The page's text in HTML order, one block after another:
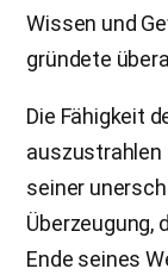
Wissen und
gründete
Die Fähigkeit
auszustrahlen
seiner
Überzeugung,
Ende seines